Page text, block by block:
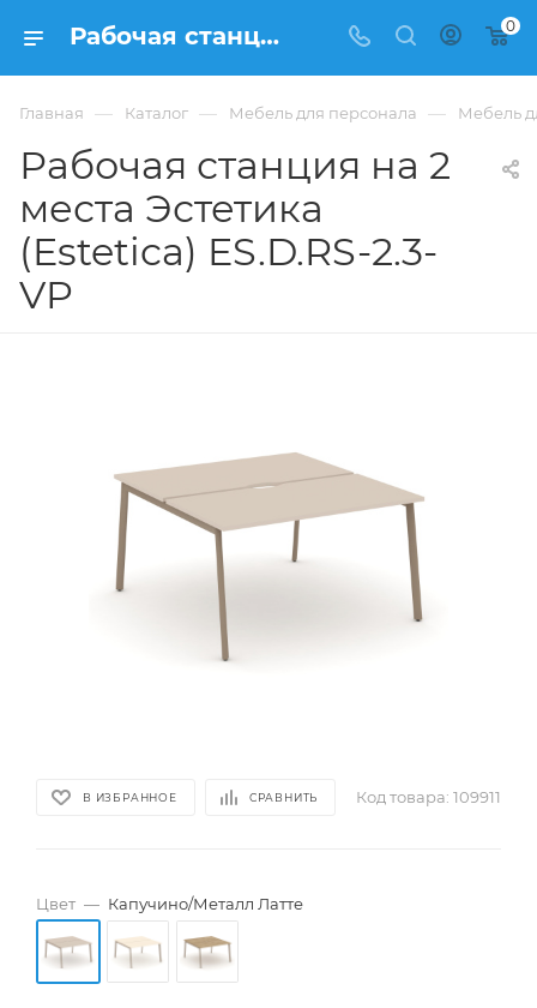
Рабочая станция на 2 места Эстетика (Estetica) ES.D.RS-2.3-VP купить в Москве, цена 37 622 ₽. - интернет-магазин ФРАНКОМ 0
Главная — Каталог — Мебель для персонала — Мебель
Рабочая станция на 2
места Эстетика
(Estetica) ES.D.RS-2.3-
VP
В ИЗБРАННОЕ СРАВНИТЬ Код товара: 109911
Цвет — Капучино/Металл Латте